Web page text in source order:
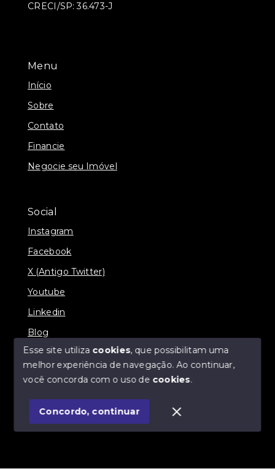
Menu
Início
Sobre
Contato
Financie
Negocie seu Imóvel
Social
Instagram
Facebook
X (Antigo Twitter)
Youtube
Linkedin
Blog
© Copyright 2026 - Imobiliária SÃO VICENTE
SITE PARA IMOBILIARIA
CRECI/SP: 36.473-J
Esse site utiliza cookies, que possibilitam uma
melhor experiência de navegação.Ao continuar,
você concorda com o uso de cookies.
Concordo, continuar